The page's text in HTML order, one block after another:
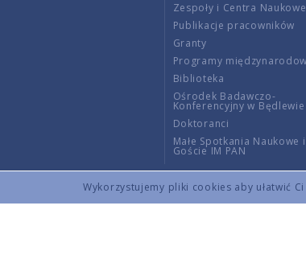
Wykorzystujemy pliki cookies aby ułatwić
Zespoły i Centra Naukowe
Publikacje pracowników
Granty
Programy
Biblioteka
Ośrodek Badawczo-
Konferencyjny w Będlewie
Doktoranci
Małe Spotkania Naukowe i
Goście IM PAN